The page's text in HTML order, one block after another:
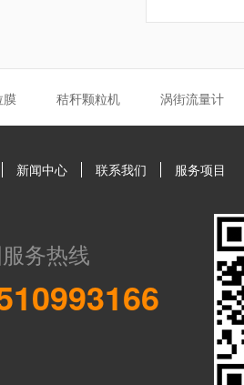
膜 秸秆颗粒机 涡街流量计
新闻中心 联系我们 服务项目
务热线